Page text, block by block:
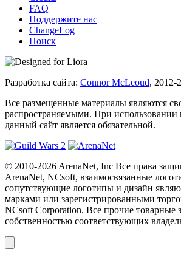
FAQ
Поддержите нас
ChangeLog
Поиск
Разработка сайта: Connor McLeoud, 2012-
Все размещенные материалы являются
распространяемыми. При использовании
данный сайт является обязательной.
© 2010-2026 ArenaNet, Inc Все права
ArenaNet, NCsoft, взаимосвязанные
сопутствующие логотипы и дизайн
марками или зарегистрированными
NCsoft Corporation. Все прочие товарные
собственностью соответствующих